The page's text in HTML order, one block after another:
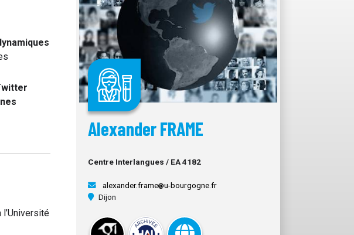
Alexander FRAME
Centre Interlangues / EA 4182
alexander.frame
u-bourgogne.fr
Dijon